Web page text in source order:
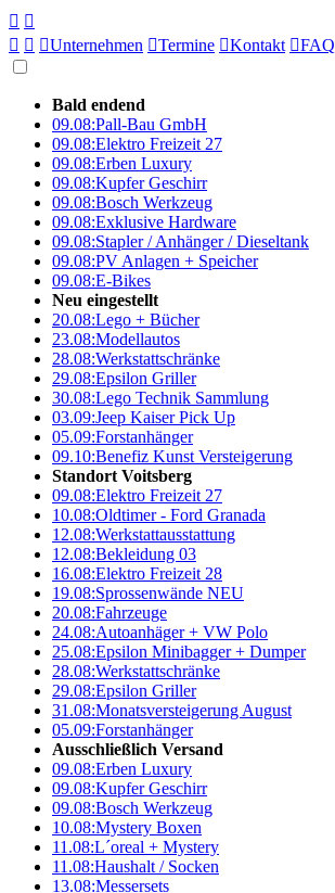
 
  Unternehmen Termine Kontakt FAQ
Bald endend
09.08:Pall-Bau GmbH
09.08:Elektro Freizeit 27
09.08:Erben Luxury
09.08:Kupfer Geschirr
09.08:Bosch Werkzeug
09.08:Exklusive Hardware
09.08:Stapler / Anhänger / Dieseltank
09.08:PV Anlagen + Speicher
09.08:E-Bikes
Neu eingestellt
20.08:Lego + Bücher
23.08:Modellautos
28.08:Werkstattschränke
29.08:Epsilon Griller
30.08:Lego Technik Sammlung
03.09:Jeep Kaiser Pick Up
05.09:Forstanhänger
09.10:Benefiz Kunst Versteigerung
Standort Voitsberg
09.08:Elektro Freizeit 27
10.08:Oldtimer - Ford Granada
12.08:Werkstattausstattung
12.08:Bekleidung 03
16.08:Elektro Freizeit 28
19.08:Sprossenwände NEU
20.08:Fahrzeuge
24.08:Autoanhäger + VW Polo
25.08:Epsilon Minibagger + Dumper
28.08:Werkstattschränke
29.08:Epsilon Griller
31.08:Monatsversteigerung August
05.09:Forstanhänger
Ausschließlich Versand
09.08:Erben Luxury
09.08:Kupfer Geschirr
09.08:Bosch Werkzeug
10.08:Mystery Boxen
11.08:L´oreal + Mystery
11.08:Haushalt / Socken
13.08:Messersets